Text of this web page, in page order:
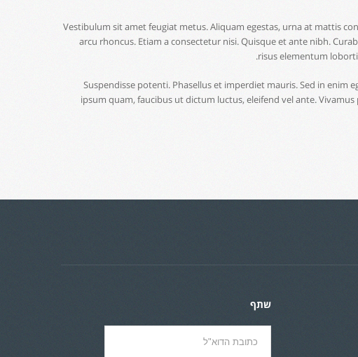
Vestibulum sit amet feugiat metus. Aliquam egestas, urna at mattis
arcu rhoncus. Etiam a consectetur nisi. Quisque et ante nibh.
risus elementum
Suspendisse potenti. Phasellus et imperdiet mauris. Sed in
ipsum quam, faucibus ut dictum luctus, eleifend vel ante.
שתף